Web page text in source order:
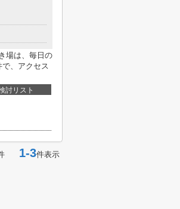
場は、毎日の
、アクセス
討リスト
1-3件表示